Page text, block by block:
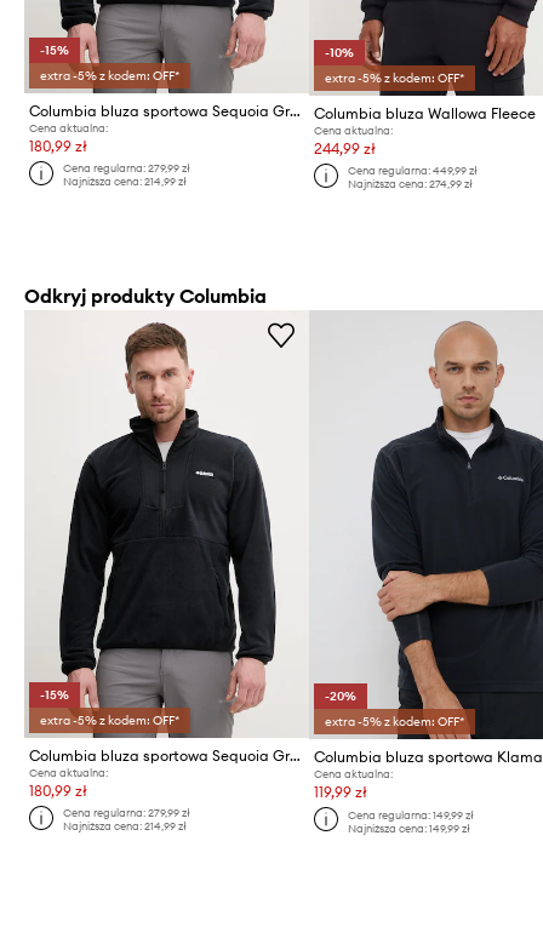
-15%
extra -5% z kodem: OFF*
Columbia bluza sportowa Sequoia Grove
Cena aktualna:
180,99 zł
Cena regularna:279,99 zł
Najniższa cena:214,99 zł
-10%
extra -5% z kodem: OFF*
Columbia bluza Wallowa Fleece
Cena aktualna:
244,99 zł
Cena regularna: 449,99 zł
Najniższa cena: 274,99 zł
Odkryj produkty Columbia
-15%
extra -5% z kodem: OFF*
Columbia bluza sportowa Sequoia Grove
Cena aktualna:
180,99 zł
Cena regularna:279,99 zł
Najniższa cena:214,99 zł
-20%
extra -5% z kodem: OFF*
Cena aktualna:
119,99 zł
Cena regularna: 149,99 zł
Najniższa cena: 149,99 zł